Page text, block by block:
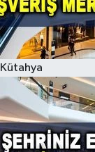
Kütahya